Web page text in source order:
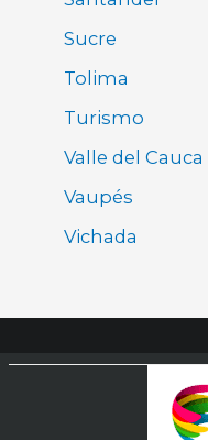
Sucre
Tolima
Turismo
Valle del Cauca
Vaupés
Vichada